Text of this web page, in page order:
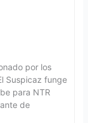
por los
Suspicaz funge
para NTR
de